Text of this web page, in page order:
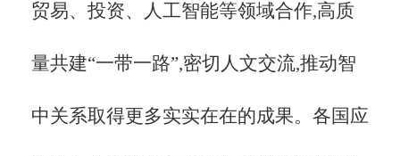
贸易、投资、人工智能等领域合作,高质
量共建“一带一路”,密切人文交流,推动智
中关系取得更多实实在在的成果。各国应